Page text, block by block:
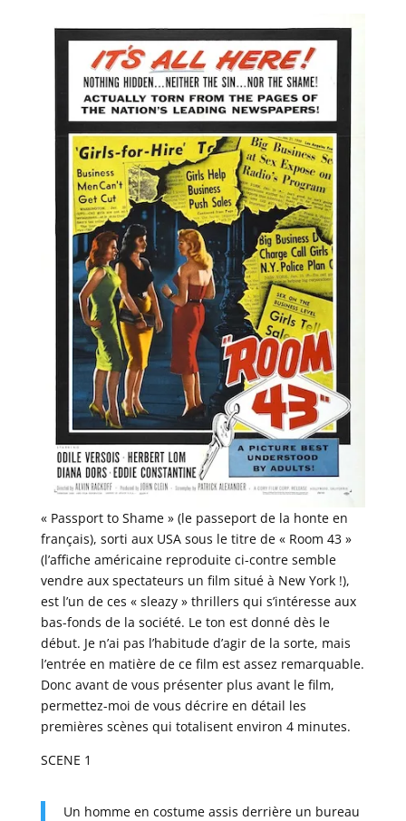
« Passport to Shame » (le passeport de la honte en
français), sorti aux USA sous le titre de « Room 43 »
(l’affiche américaine reproduite ci-contre semble
vendre aux spectateurs un film situé à New York !),
est l’un de ces « sleazy » thrillers qui s’intéresse aux
bas-fonds de la société. Le ton est donné dès le
début. Je n’ai pas l’habitude d’agir de la sorte, mais
l’entrée en matière de ce film est assez remarquable.
Donc avant de vous présenter plus avant le film,
permettez-moi de vous décrire en détail les
premières scènes qui totalisent environ 4 minutes.
SCENE 1
Un homme en costume assis derrière un bureau